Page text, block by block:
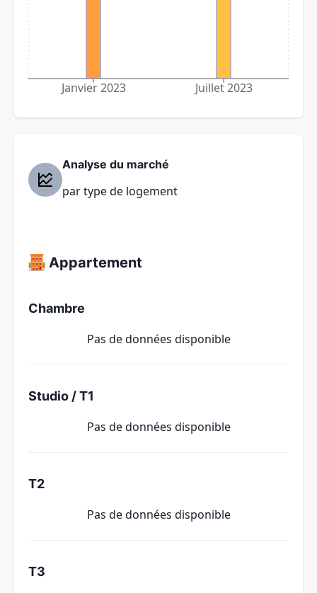
Janvier 2023 Juillet 2023
Analyse du marché
par type de logement
Appartement
Chambre
Pas de données disponible
Studio / T1
Pas de données disponible
T2
Pas de données disponible
T3